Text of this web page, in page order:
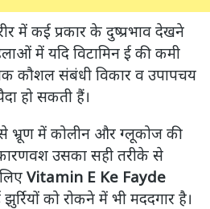
में कई प्रकार के दुष्प्रभाव देखने
में यदि विटामिन ई की कमी
कौशल संबंधी विकार व उपापचय
हो सकती हैं।
से भ्रूण में कोलीन और ग्लूकोज की
उसका सही तरीके से
Vitamin E Ke Fayde
को रोकने में भी मददगार है।